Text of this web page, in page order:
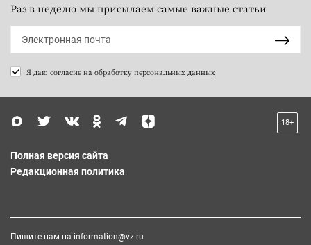
Раз в неделю мы присылаем самые важные статьи
Я даю согласие на обработку персональных данных
18+
Полная версия сайта
Редакционная политика
Пишите нам на information@vz.ru